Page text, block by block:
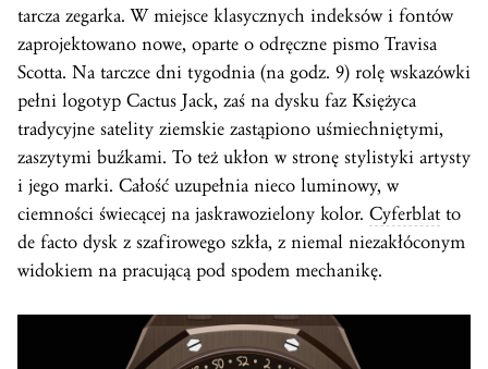
tarcza zegarka. W miejsce klasycznych indeksów i fontów
zaprojektowano nowe, oparte o odręczne pismo Travisa
Scotta. Na tarczce dni tygodnia (na godz. 9) rolę wskazówki
pełni logotyp Cactus Jack, zaś na dysku faz Księżyca
tradycyjne satelity ziemskie zastąpiono uśmiechniętymi,
zaszytymi buźkami. To też ukłon w stronę stylistyki artysty
i jego marki. Całość uzupełnia nieco luminowy, w
ciemności świecącej na jaskrawozielony kolor. Cyferblatto
de facto dysk z szafirowego szkła, z niemal niezakłóconym
widokiem na pracującą pod spodem mechanikę.